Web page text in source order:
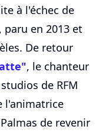
à l'échec de
en 2013 et
De retour
, le chanteur
de RFM
l'animatrice
de revenir